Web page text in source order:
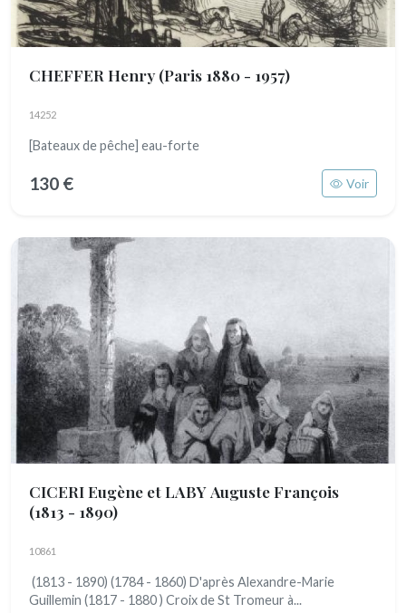
CHEFFER Henry(Paris 1880 - 1957)
14252
[Bateaux de pêche] eau-forte
130 € Voir
CICERI Eugène et LABY Auguste François
(1813 - 1890)
10861
(1813 - 1890) (1784 - 1860) D'après Alexandre-Marie
Guillemin (1817 - 1880 ) Croix de St Tromeur à...